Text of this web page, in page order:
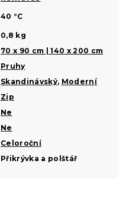
40 °C
0,8 kg
70 x 90 cm | 140 x 200 cm
Pruhy
Skandinávský, Moderní
Zip
Ne
Ne
Celoroční
Přikrývka a polštář